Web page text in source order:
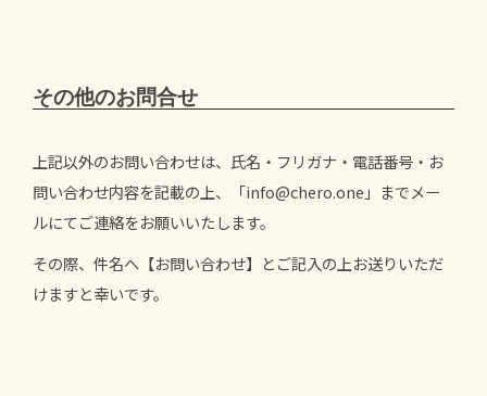
その他のお問合せ
上記以外のお問い合わせは、氏名・フリガナ・電話番号・お
問い合わせ内容を記載の上、「info@chero.one」までメー
ルにてご連絡をお願いいたします。
その際、件名へ【お問い合わせ】とご記入の上お送りいただ
けますと幸いです。